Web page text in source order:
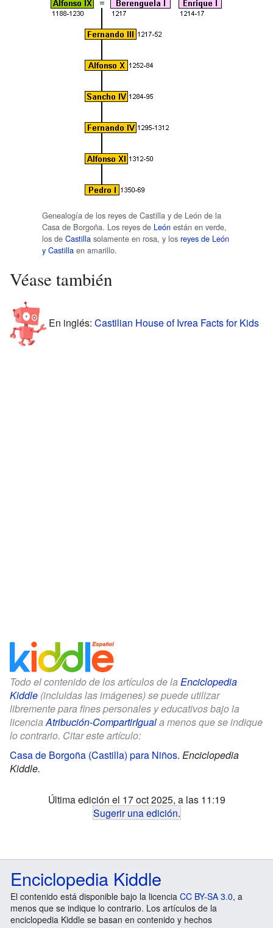
Genealogía de los reyes de Castilla y de León de la
Casa de Borgoña. Los reyes de Leónestán en verde,
los de Castillasolamente en rosa, y los reyes de León
y Castillaen amarillo.
Véase también
En inglés: Castilian House of Ivrea Facts for Kids
Todo el contenido de los artículos de la Enciclopedia
Kiddle (incluidas las imágenes) se puede utilizar
libremente para fines personales y educativos bajo la
licenciaAtribución-CompartirIguala menos que se indique
lo contrario. Citar este artículo:
Casa de Borgoña (Castilla) para Niños. Enciclopedia
Kiddle.
Última edición el 17 oct 2025, a las 11:19
Sugerir una edición.
Enciclopedia Kiddle
El contenido está disponible bajo la licencia CC BY-SA 3.0, a
menos que se indique lo contrario. Los artículos de la
enciclopedia Kiddle se basan en contenido y hechos